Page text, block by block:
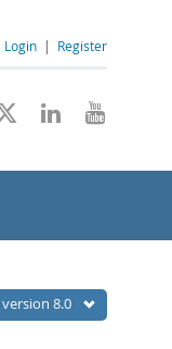
Login | Register
version 8.0